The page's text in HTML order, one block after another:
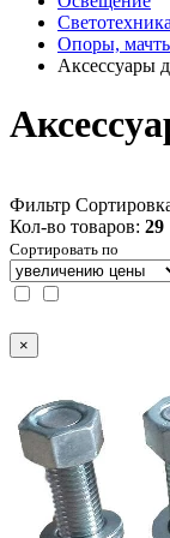
Светотехника
Опоры,
Аксессуары
Фильтр
Кол-во товаров: 29
Сортировать по
×